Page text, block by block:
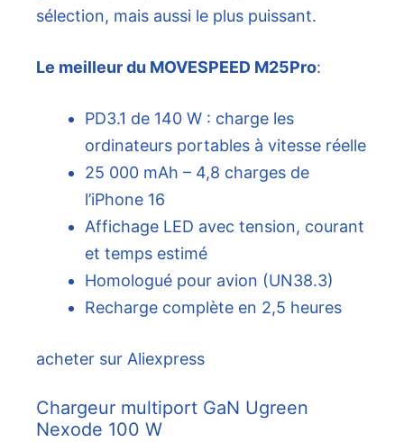
sélection, mais aussi le plus puissant.
Le meilleur du MOVESPEED M25Pro:
PD3.1 de 140 W : charge les
ordinateurs portables à vitesse réelle
25 000 mAh – 4,8 charges de
l’iPhone 16
Affichage LED avec tension, courant
et temps estimé
Homologué pour avion (UN38.3)
Recharge complète en 2,5 heures
acheter sur Aliexpress
Chargeur multiport GaN Ugreen
Nexode 100 W